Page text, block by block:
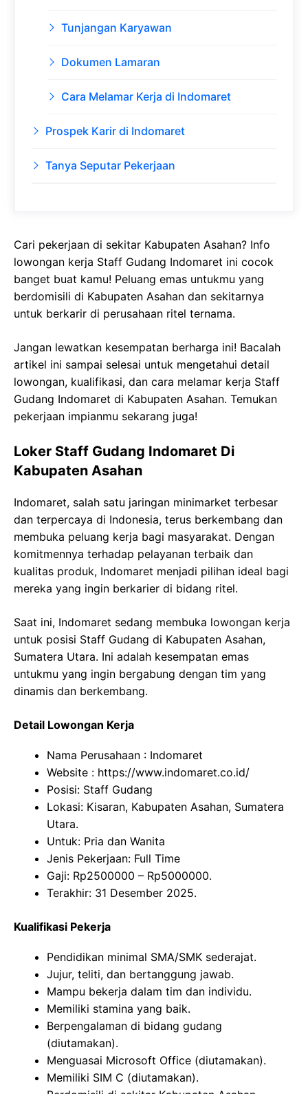
Tunjangan Karyawan
Dokumen Lamaran
Cara Melamar Kerja di Indomaret
Prospek Karir di Indomaret
Tanya Seputar Pekerjaan
Cari pekerjaan di sekitar Kabupaten Asahan? Info
lowongan kerja Staff Gudang Indomaret ini cocok
banget buat kamu! Peluang emas untukmu yang
berdomisili di Kabupaten Asahan dan sekitarnya
untuk berkarir di perusahaan ritel ternama.
Jangan lewatkan kesempatan berharga ini! Bacalah
artikel ini sampai selesai untuk mengetahui detail
lowongan, kualifikasi, dan cara melamar kerja Staff
Gudang Indomaret di Kabupaten Asahan. Temukan
pekerjaan impianmu sekarang juga!
Loker Staff Gudang Indomaret Di
Kabupaten Asahan
Indomaret, salah satu jaringan minimarket terbesar
dan terpercaya di Indonesia, terus berkembang dan
membuka peluang kerja bagi masyarakat. Dengan
komitmennya terhadap pelayanan terbaik dan
kualitas produk, Indomaret menjadi pilihan ideal bagi
mereka yang ingin berkarier di bidang ritel.
Saat ini, Indomaret sedang membuka lowongan kerja
untuk posisi Staff Gudang di Kabupaten Asahan,
Sumatera Utara. Ini adalah kesempatan emas
untukmu yang ingin bergabung dengan tim yang
dinamis dan berkembang.
Detail Lowongan Kerja
Nama Perusahaan : Indomaret
Website : https://www.indomaret.co.id/
Posisi: Staff Gudang
Lokasi: Kisaran, Kabupaten Asahan, Sumatera
Utara.
Untuk: Pria dan Wanita
Jenis Pekerjaan: Full Time
Gaji: Rp2500000 – Rp5000000.
Terakhir: 31 Desember 2025.
Kualifikasi Pekerja
Pendidikan minimal SMA/SMK sederajat.
Jujur, teliti, dan bertanggung jawab.
Mampu bekerja dalam tim dan individu.
Memiliki stamina yang baik.
Berpengalaman di bidang gudang
(diutamakan).
Menguasai Microsoft Office (diutamakan).
Memiliki SIM C (diutamakan).